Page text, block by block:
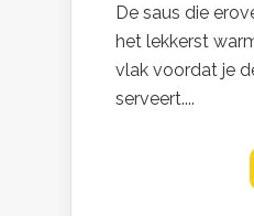
De saus die
het lekkerst
vlak voordat je
serveert....